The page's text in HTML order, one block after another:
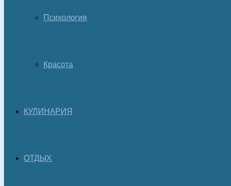
Психология
Красота
КУЛИНАРИЯ
ОТДЫХ